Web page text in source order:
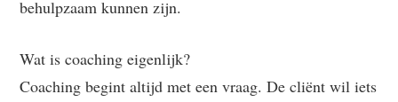
behulpzaam kunnen zijn.
Wat is coaching eigenlijk?
Coaching begint altijd met een vraag. De cliënt wil iets